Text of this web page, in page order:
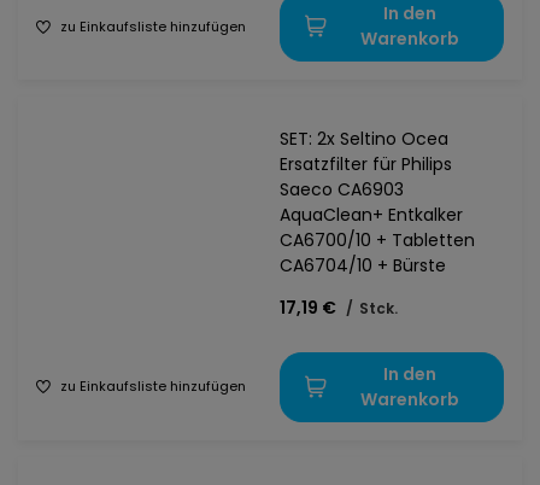
zu Einkaufsliste hinzufügen
In den
Warenkorb
SET: 2x Seltino Ocea
Ersatzfilter für Philips
Saeco CA6903
AquaClean+ Entkalker
CA6700/10 + Tabletten
CA6704/10 + Bürste
17,19 € / Stck.
zu Einkaufsliste hinzufügen
In den
Warenkorb